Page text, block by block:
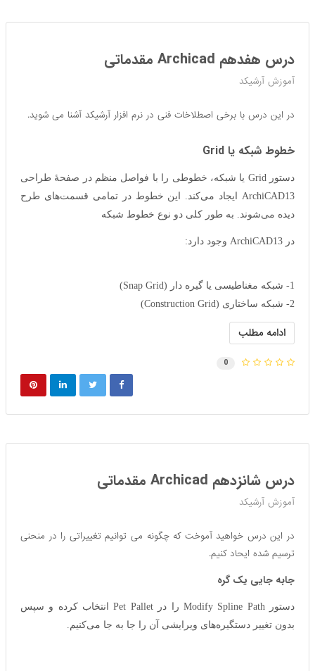
درس هفدهم Archicad مقدماتی
آموزش آرشیکد
در این درس با برخی اصطلاخات فنی در نرم افزار آرشیکد آشنا می شوید.
خطوط شبکه یا Grid
دستور Grid یا شبکه، خطوطی را با فواصل منظم در صفحهٔ طراحی
ArchiCAD13 ایجاد می‌کند. این خطوط در تمامی قسمت‌های طرح
دیده می‌شوند. به طور کلی دو نوع خطوط شبکه
در ArchiCAD13 وجود دارد:
1- شبکه مغناطیسی یا گیره دار (Snap Grid)
2- شبکه ساختاری (Construction Grid)
ادامه مطلب
0
درس شانزدهم Archicad مقدماتی
آموزش آرشیکد
در این درس خواهید آموخت که چگونه می توانیم تغییراتی را در منحنی
ترسیم شده ایحاد کنیم.
جابه جایی یک گره
دستور Modify Spline Path را در Pet Pallet انتخاب کرده و سپس
بدون تغییر دستگیره‌های ویرایشی آن را جا به جا می‌کنیم.